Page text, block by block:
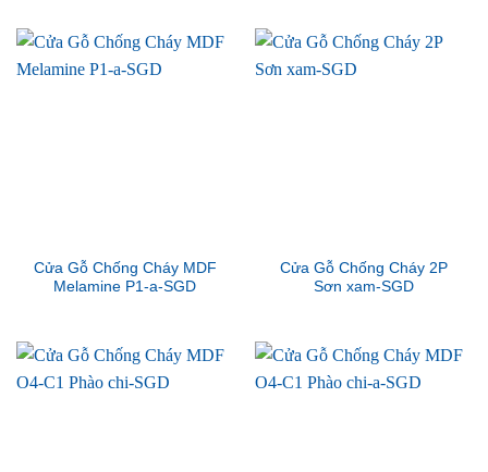
Cửa Gỗ Chống Cháy MDF
Melamine P1-a-SGD
Cửa Gỗ Chống Cháy 2P
Sơn xam-SGD